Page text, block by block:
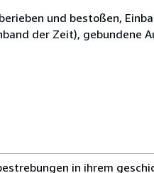
und bestoßen,
der Zeit), gebundene
in ihrem